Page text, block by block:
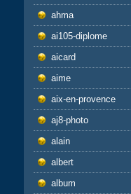
ahma
ai105-diplome
aicard
aime
aix-en-provence
aj8-photo
alain
albert
album